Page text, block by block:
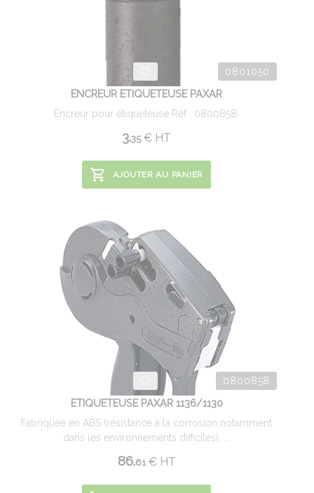
0801050
ENCREUR ETIQUETEUSE PAXAR
Encreur pour étiqueteuse Réf : 0800858.
3.35 € HT
AJOUTER AU PANIER
0800858
ETIQUETEUSE PAXAR 1136/1130
Fabriquée en ABS (résistance à la corrosion notamment
dans les environnements difficiles). ...
86.61 €HT